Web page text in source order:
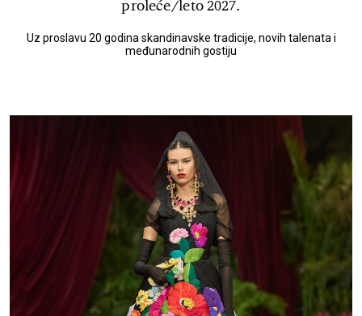
proleće/leto 2027.
Uz proslavu 20 godina skandinavske tradicije, novih talenata i
međunarodnih gostiju